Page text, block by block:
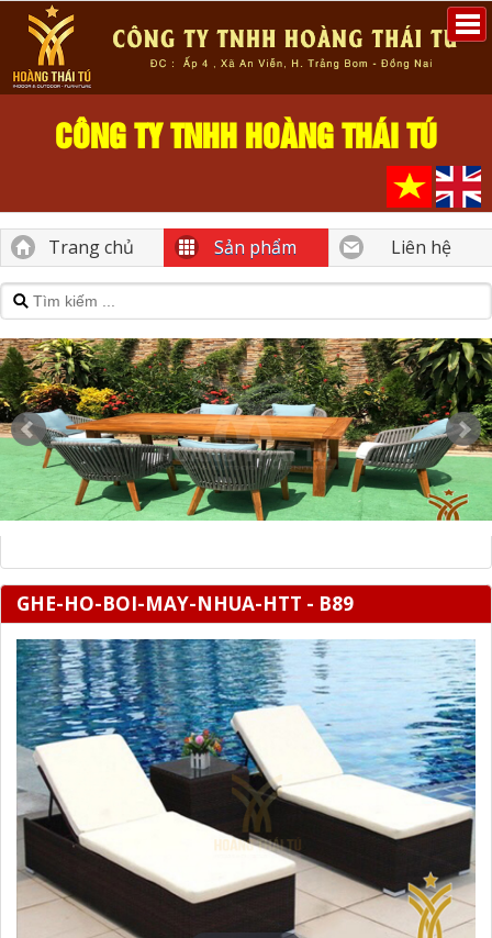
CÔNG TY TNHH HOÀNG THÁI TÚ
Trang chủ Sản phẩm Liên hệ
GHE-HO-BOI-MAY-NHUA-HTT - B89